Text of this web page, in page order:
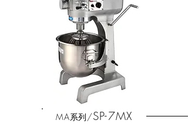
MA系列 /SP-7MX